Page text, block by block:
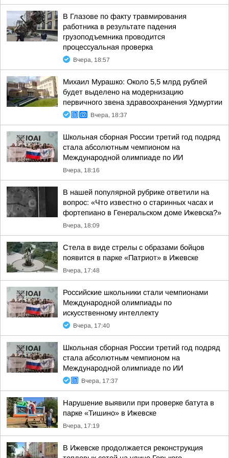
В Глазове по факту травмирования
работника в результате падения
грузоподъемника проводится
процессуальная проверка
Вчера, 18:57
Михаил Мурашко: Около 5,5 млрд рублей
будет выделено на модернизацию
первичного звена здравоохранения Удмуртии
Вчера, 18:37
Школьная сборная России третий год подряд
стала абсолютным чемпионом на
Международной олимпиаде по ИИ
Вчера, 18:16
В нашей популярной рубрике ответили на
вопрос: «Что известно о старинных часах и
фортепиано в Генеральском доме Ижевска?»
Вчера, 18:09
Стела в виде стрелы с образами бойцов
появится в парке «Патриот» в Ижевске
Вчера, 17:48
Российские школьники стали чемпионами
Международной олимпиады по
искусственному интеллекту
Вчера, 17:40
Школьная сборная России третий год подряд
стала абсолютным чемпионом на
Международной олимпиаде по ИИ
Вчера, 17:37
Нарушение выявили при проверке батута в
парке «Тишино» в Ижевске
Вчера, 17:19
В Ижевске продолжается реконструкция